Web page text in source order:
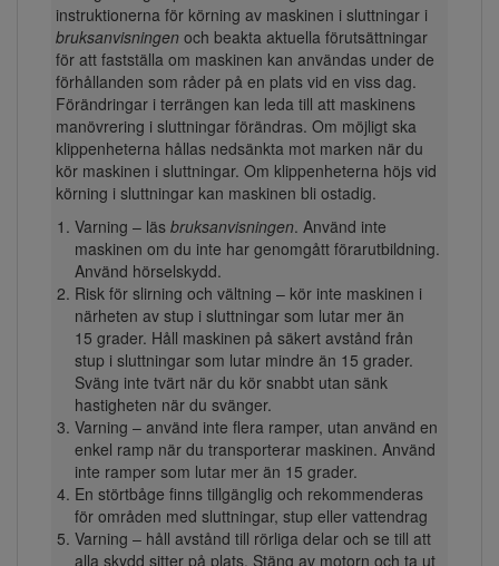
instruktionerna för körning av maskinen i sluttningar i
bruksanvisningenoch beakta aktuella förutsättningar
för att fastställa om maskinen kan användas under de
förhållanden som råder på en plats vid en viss dag.
Förändringar i terrängen kan leda till att maskinens
manövrering i sluttningar förändras. Om möjligt ska
klippenheterna hållas nedsänkta mot marken när du
kör maskinen i sluttningar. Om klippenheterna höjs vid
körning i sluttningar kan maskinen bli ostadig.
Varning – läs bruksanvisningen. Använd inte
maskinen om du inte har genomgått förarutbildning.
Använd hörselskydd.
Risk för slirning och vältning – kör inte maskinen i
närheten av stup i sluttningar som lutar mer än
15 grader. Håll maskinen på säkert avstånd från
stup i sluttningar som lutar mindre än 15 grader.
Sväng inte tvärt när du kör snabbt utan sänk
hastigheten när du svänger.
Varning – använd inte flera ramper, utan använd en
enkel ramp när du transporterar maskinen. Använd
inte ramper som lutar mer än 15 grader.
En störtbåge finns tillgänglig och rekommenderas
för områden med sluttningar, stup eller vattendrag
Varning – håll avstånd till rörliga delar och se till att
alla skydd sitter på plats. Stäng av motorn och ta ut